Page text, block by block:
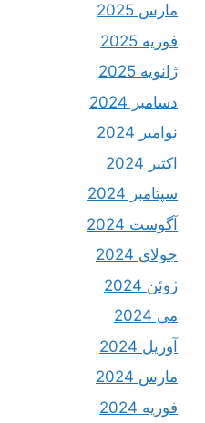
مارس 2025
فوریه 2025
ژانویه 2025
دسامبر 2024
نوامبر 2024
اکتبر 2024
سپتامبر 2024
آگوست 2024
جولای 2024
ژوئن 2024
می 2024
آوریل 2024
مارس 2024
فوریه 2024